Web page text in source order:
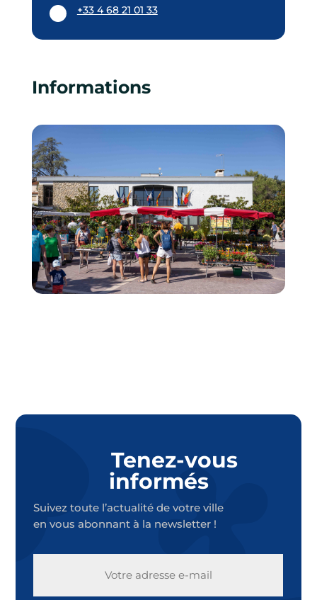
+33 4 68 21 01 33
Informations
Tenez-vous
informés
Suivez toute l’actualité de votre ville
en vous abonnant à la newsletter !